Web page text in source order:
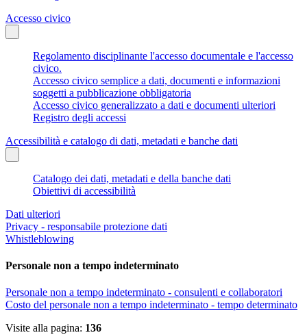
Accesso civico
Regolamento disciplinante l'accesso documentale e l'accesso
civico.
Accesso civico semplice a dati, documenti e informazioni
soggetti a pubblicazione obbligatoria
Accesso civico generalizzato a dati e documenti ulteriori
Registro degli accessi
Accessibilità e catalogo di dati, metadati e banche dati
Catalogo dei dati, metadati e della banche dati
Obiettivi di accessibilità
Dati ulteriori
Privacy - responsabile protezione dati
Whistleblowing
Personale non a tempo indeterminato
Personale non a tempo indeterminato - consulenti e collaboratori
Costo del personale non a tempo indeterminato - tempo determinato
Visite alla pagina: 136